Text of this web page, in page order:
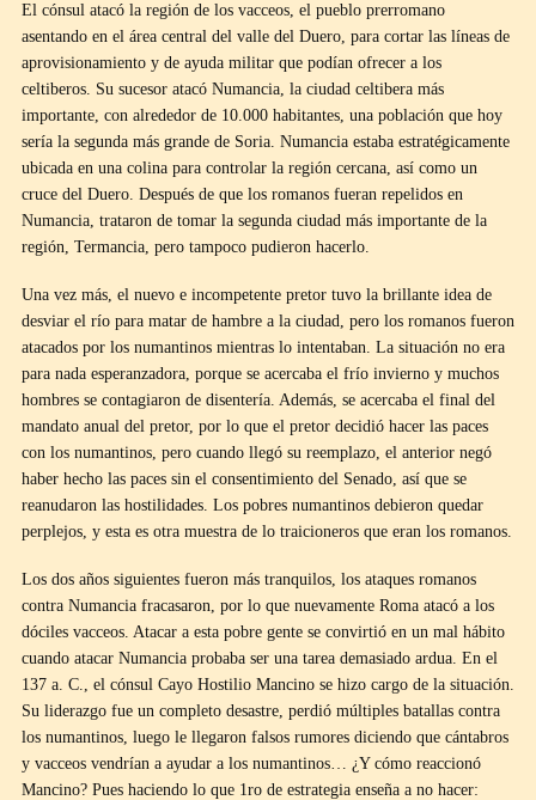
El cónsul atacó la región de los vacceos, el pueblo prerromano
asentando en el área central del valle del Duero, para cortar las líneas de
aprovisionamiento y de ayuda militar que podían ofrecer a los
celtiberos. Su sucesor atacó Numancia, la ciudad celtibera más
importante, con alrededor de 10.000 habitantes, una población que hoy
sería la segunda más grande de Soria. Numancia estaba estratégicamente
ubicada en una colina para controlar la región cercana, así como un
cruce del Duero. Después de que los romanos fueran repelidos en
Numancia, trataron de tomar la segunda ciudad más importante de la
región, Termancia, pero tampoco pudieron hacerlo.
Una vez más, el nuevo e incompetente pretor tuvo la brillante idea de
desviar el río para matar de hambre a la ciudad, pero los romanos fueron
atacados por los numantinos mientras lo intentaban. La situación no era
para nada esperanzadora, porque se acercaba el frío invierno y muchos
hombres se contagiaron de disentería. Además, se acercaba el final del
mandato anual del pretor, por lo que el pretor decidió hacer las paces
con los numantinos, pero cuando llegó su reemplazo, el anterior negó
haber hecho las paces sin el consentimiento del Senado, así que se
reanudaron las hostilidades. Los pobres numantinos debieron quedar
perplejos, y esta es otra muestra de lo traicioneros que eran los romanos.
Los dos años siguientes fueron más tranquilos, los ataques romanos
contra Numancia fracasaron, por lo que nuevamente Roma atacó a los
dóciles vacceos. Atacar a esta pobre gente se convirtió en un mal hábito
cuando atacar Numancia probaba ser una tarea demasiado ardua. En el
137 a. C., el cónsul Cayo Hostilio Mancino se hizo cargo de la situación.
Su liderazgo fue un completo desastre, perdió múltiples batallas contra
los numantinos, luego le llegaron falsos rumores diciendo que cántabros
y vacceos vendrían a ayudar a los numantinos… ¿Y cómo reaccionó
Mancino? Pues haciendo lo que 1ro de estrategia enseña a no hacer: